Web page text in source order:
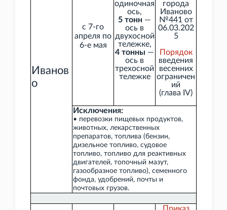
Иванов
о
с 7-го
апреля по
6-е мая
одиночная
ось,
5 тонн —
ось в
двухосной
тележке,
4 тонны —
ось в
трехосной
тележке
города
Иваново
№441 от
06.03.202
5
Порядок
введения
весенних
ограничен
ий
(глава IV)
Исключения:
• перевозки пищевых продуктов,
животных, лекарственных
препаратов, топлива (бензин,
дизельное топливо, судовое
топливо, топливо для реактивных
двигателей, топочный мазут,
газообразное топливо), семенного
фонда, удобрений, почты и
почтовых грузов.